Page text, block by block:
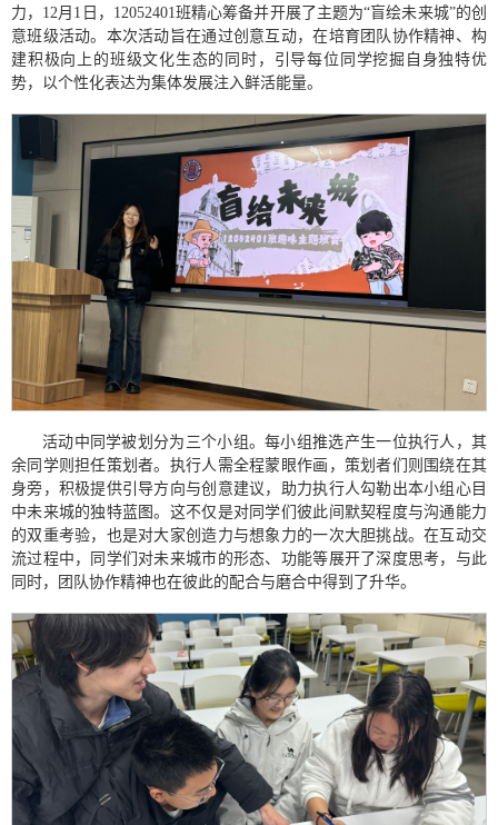
力，12月1日，12052401班精心筹备并开展了主题为“盲绘未来城”的创
意班级活动。本次活动旨在通过创意互动，在培育团队协作精神、构
建积极向上的班级文化生态的同时，引导每位同学挖掘自身独特优
势，以个性化表达为集体发展注入鲜活能量。
活动中同学被划分为三个小组。每小组推选产生一位执行人，其
余同学则担任策划者。执行人需全程蒙眼作画，策划者们则围绕在其
身旁，积极提供引导方向与创意建议，助力执行人勾勒出本小组心目
中未来城的独特蓝图。这不仅是对同学们彼此间默契程度与沟通能力
的双重考验，也是对大家创造力与想象力的一次大胆挑战。在互动交
流过程中，同学们对未来城市的形态、功能等展开了深度思考，与此
同时，团队协作精神也在彼此的配合与磨合中得到了升华。